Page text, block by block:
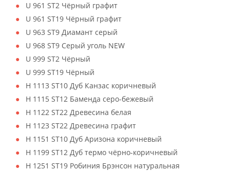
U 961 ST2 Чёрный графит
U 961 ST19 Чёрный графит
U 963 ST9 Диамант серый
U 968 ST9 Серый уголь NEW
U 999 ST2 Чёрный
U 999 ST19 Чёрный
H 1113 ST10 Дуб Канзас коричневый
H 1115 ST12 Баменда серо-бежевый
H 1122 ST22 Древесина белая
H 1123 ST22 Древесина графит
H 1151 ST10 Дуб Аризона коричневый
H 1199 ST12 Дуб термо чёрно-коричневый
H 1251 ST19 Робиния Брэнсон натуральная